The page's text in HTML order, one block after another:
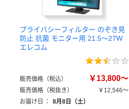
プライバシーフィルター のぞき見
防止 抗菌 モニター用 21.5～27W
エレコム
販売価格（税込） ￥13,800～
販売価格（税抜き）
￥12,546～
お届け日
： 8月8日（土）